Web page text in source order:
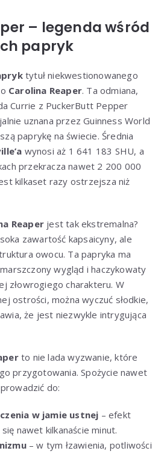
– legenda wśród
papryk
tytuł niekwestionowanego
Carolina Reaper. Ta odmiana,
Currie z PuckerButt Pepper
uznana przez Guinness World
paprykę na świecie. Średnia
wynosi aż 1 641 183 SHU, a
przekracza nawet 2 200 000
kilkaset razy ostrzejsza niż
Reaper jest tak ekstremalna?
zawartość kapsaicyny, ale
owocu. Ta papryka ma
wygląd i haczykowaty
złowrogiego charakteru. W
ostrości, można wyczuć słodkie,
że jest niezwykle intrygująca
to nie lada wyzwanie, które
przygotowania. Spożycie nawet
do:
w jamie ustnej – efekt
nawet kilkanaście minut.
– w tym łzawienia, potliwości